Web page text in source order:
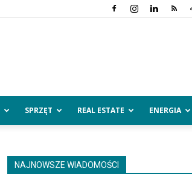
SPRZĘT REAL ESTATE ENERGIA
NAJNOWSZE WIADOMOŚCI